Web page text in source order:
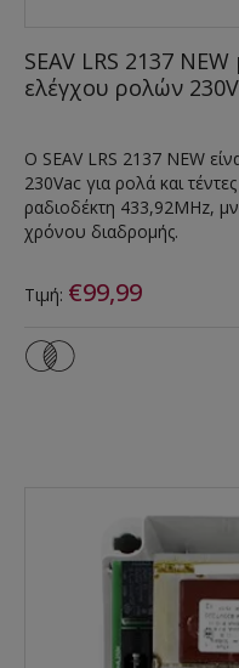
SEAV LRS 2137
ελέγχου ρολών
Ο SEAV LRS 2137 NEW
230Vac για ρολά και
ραδιοδέκτη 433,92MHz,
χρόνου διαδρομής.
Τιμή: €99,99